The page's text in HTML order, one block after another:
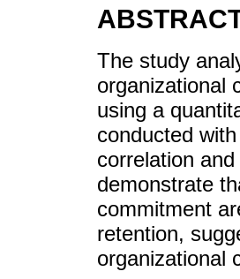
The study
organizational
using a
conducted
correlation
demonstrate
commitment
retention,
organizational